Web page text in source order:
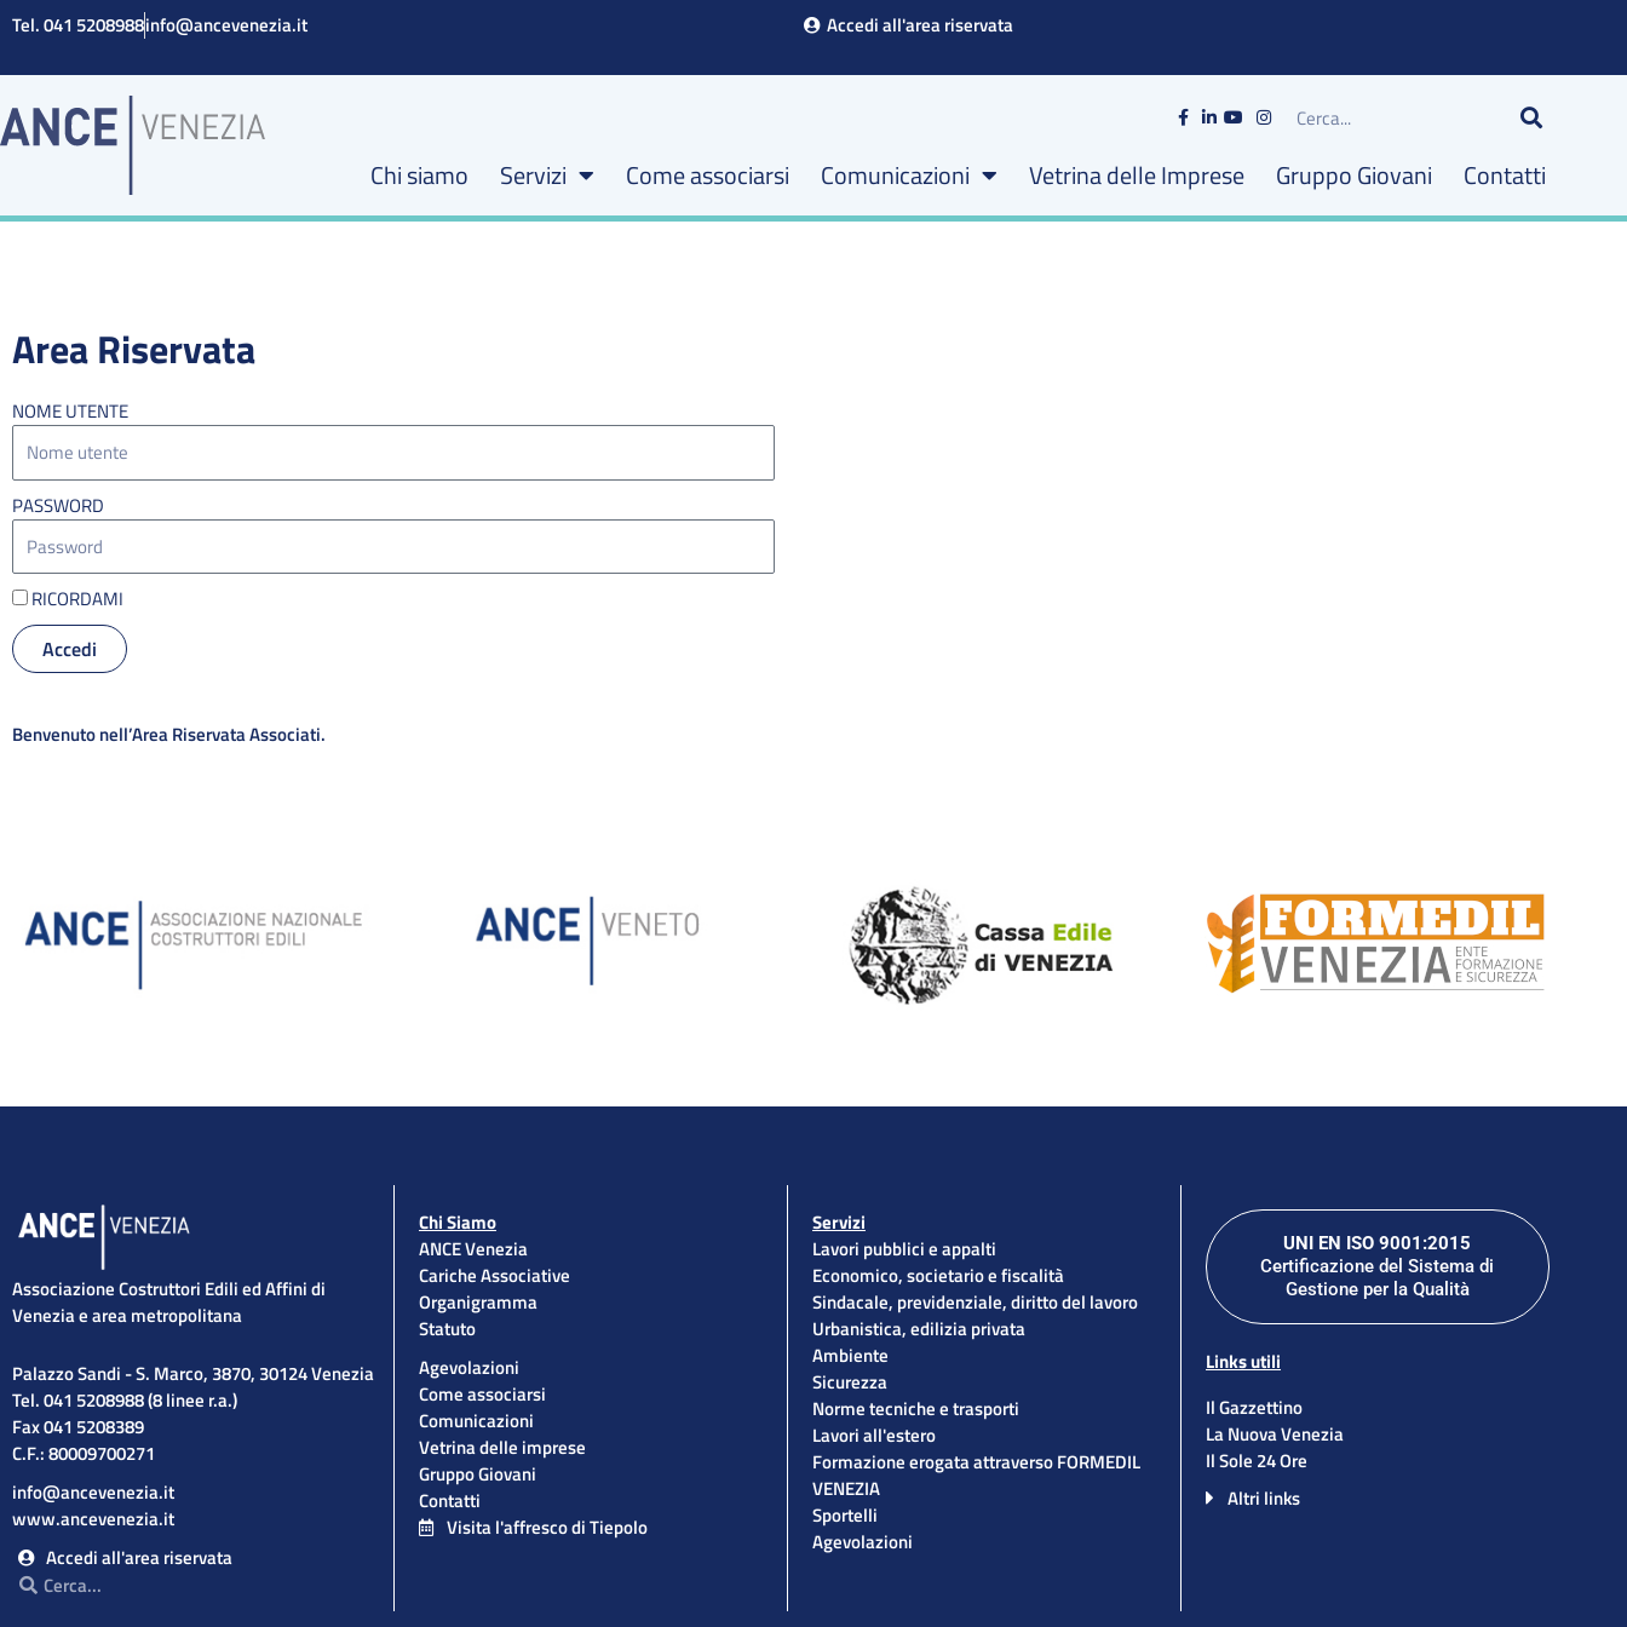
Vai
contenuto
Tel. 041 5208988info@ancevenezia.it Accedi all'area riservata
Chi siamo Servizi Come associarsi Comunicazioni Vetrina delle Imprese Gruppo Giovani Contatti
Area Riservata
NOME UTENTE
PASSWORD
RICORDAMI
Accedi
Benvenuto nell’Area Riservata Associati.
Associazione Costruttori Edili ed Affini di
Venezia e area metropolitana
Palazzo Sandi - S. Marco, 3870, 30124 Venezia
Tel. 041 5208988 (8 linee r.a.)
Fax 041 5208389
C.F.: 80009700271
info@ancevenezia.it
www.ancevenezia.it
Accedi all'area riservata
Cerca
Cerca
Chi Siamo
ANCE Venezia
Cariche Associative
Organigramma
Statuto
Agevolazioni
Come associarsi
Comunicazioni
Vetrina delle imprese
Gruppo Giovani
Contatti
Visita l'affresco di Tiepolo
Servizi
Lavori pubblici e appalti
Economico, societario e fiscalità
Sindacale, previdenziale, diritto del lavoro
Urbanistica, edilizia privata
Ambiente
Sicurezza
Norme tecniche e trasporti
Lavori all'estero
Formazione erogata attraverso FORMEDIL
VENEZIA
Sportelli
Agevolazioni
UNI EN ISO 9001:2015
Certificazione del Sistema di
Gestione per la Qualità
Links utili
Il Gazzettino
La Nuova Venezia
Il Sole 24 Ore
Altri links